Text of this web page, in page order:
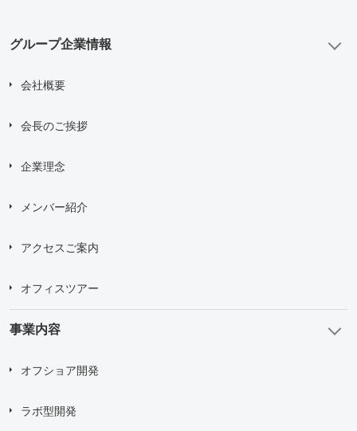
グループ企業情報
会社概要
会長のご挨拶
企業理念
メンバー紹介
アクセスご案内
オフィスツアー
事業内容
オフショア開発
ラボ型開発